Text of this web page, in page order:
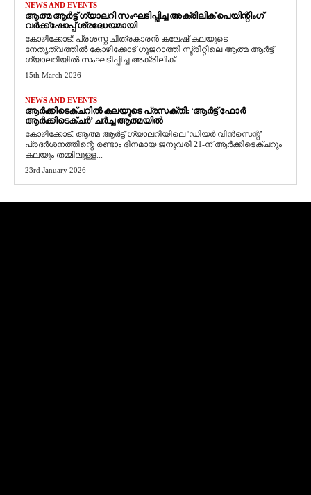
NEWS AND EVENTS
ആത്മ ആർട്ട് ഗ്യാലറി സംഘടിപ്പിച്ച അക്രിലിക് പെയിന്റിംഗ്
വർക്ക്‌ഷോപ്പ് ശ്രദ്ധേയമായി
കോഴിക്കോട്: പ്രശസ്ത ചിത്രകാരൻ കലേഷ് കലയുടെ
നേതൃത്വത്തിൽ കോഴിക്കോട് ഗുജറാത്തി സ്ട്രീറ്റിലെ ആത്മ ആർട്ട്
ഗ്യാലറിയിൽ സംഘടിപ്പിച്ച അക്രിലിക്...
15th March 2026
NEWS AND EVENTS
ആർക്കിടെക്ചറിൽ കലയുടെ പ്രസക്തി: ‘ആർട്ട് ഫോർ
ആർക്കിടെക്ചർ’ ചർച്ച ആത്മയിൽ
​കോഴിക്കോട്: ആത്മ ആർട്ട് ഗ്യാലറിയിലെ 'ഡിയർ വിൻസെന്റ്'
പ്രദർശനത്തിന്റെ രണ്ടാം ദിനമായ ജനുവരി 21-ന് ആർക്കിടെക്ചറും
കലയും തമ്മിലുള്ള...
23rd January 2026